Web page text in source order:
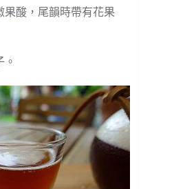
果酸，尾韻時帶有花果